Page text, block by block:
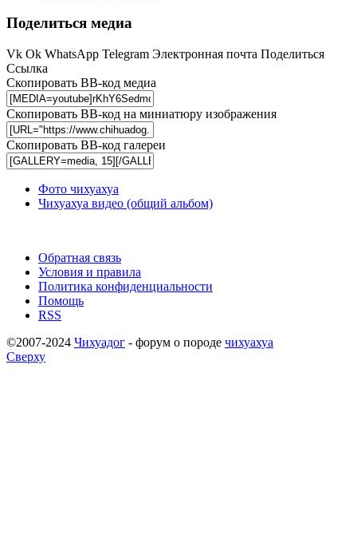
Поделиться медиа
Vk Ok WhatsApp Telegram Электронная почта Поделиться
Ссылка
Скопировать BB-код медиа
Скопировать BB-код на миниатюру изображения
Скопировать BB-код галереи
Фото чихуахуа
Чихуахуа видео (общий альбом)
Обратная связь
Условия и правила
Политика конфиденциальности
Помощь
RSS
©2007-2024 Чихуадог - форум о породе чихуахуа
Сверху